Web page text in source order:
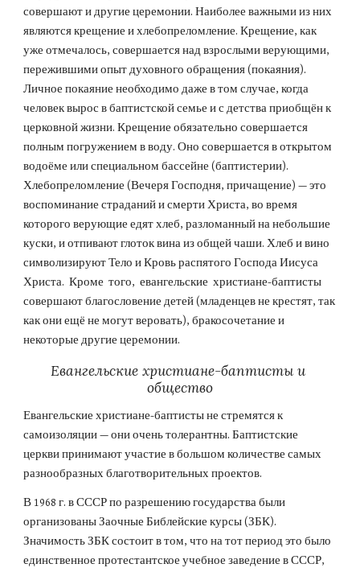
совершают и другие церемонии. Наиболее важными из них
являются крещение и хлебопреломление. Крещение, как
уже отмечалось, совершается над взрослыми верующими,
пережившими опыт духовного обращения (покаяния).
Личное покаяние необходимо даже в том случае, когда
человек вырос в баптистской семье и с детства приобщён к
церковной жизни. Крещение обязательно совершается
полным погружением в воду. Оно совершается в открытом
водоёме или специальном бассейне (баптистерии).
Хлебопреломление (Вечеря Господня, причащение) — это
воспоминание страданий и смерти Христа, во время
которого верующие едят хлеб, разломанный на небольшие
куски, и отпивают глоток вина из общей чаши. Хлеб и вино
символизируют Тело и Кровь распятого Господа Иисуса
Христа.  Кроме  того,  евангельские  христиане-баптисты
совершают благословение детей (младенцев не крестят, так
как они ещё не могут веровать), бракосочетание и
некоторые другие церемонии.
Евангельские христиане-баптисты и
общество
Евангельские христиане-баптисты не стремятся к
самоизоляции — они очень толерантны. Баптистские
церкви принимают участие в большом количестве самых
разнообразных благотворительных проектов.
В 1968 г. в СССР по разрешению государства были
организованы Заочные Библейские курсы (ЗБК).
Значимость ЗБК состоит в том, что на тот период это было
единственное протестантское учебное заведение в СССР,